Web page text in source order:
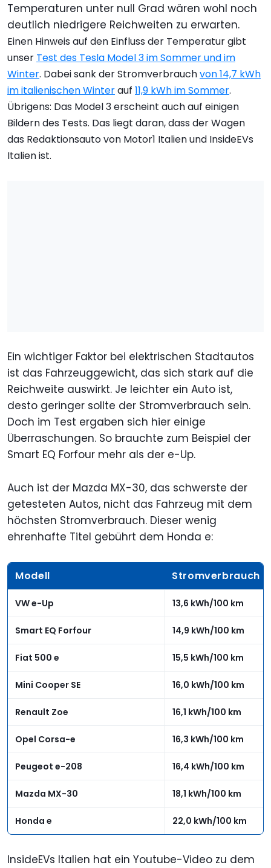
Temperaturen unter null Grad wären wohl noch
deutlich niedrigere Reichweiten zu erwarten.
Einen Hinweis auf den Einfluss der Temperatur gibt
unser Test des Tesla Model 3 im Sommer und im
Winter. Dabei sank der Stromverbrauchvon 14,7 kWh
im italienischen Winterauf 11,9 kWh im Sommer.
Übrigens: Das Model 3 erscheint auch auf einigen
Bildern des Tests. Das liegt daran, dass der Wagen
das Redaktionsauto von Motor1 Italien und InsideEVs
Italien ist.
Ein wichtiger Faktor bei elektrischen Stadtautos
ist das Fahrzeuggewicht, das sich stark auf die
Reichweite auswirkt. Je leichter ein Auto ist,
desto geringer sollte der Stromverbrauch sein.
Doch im Test ergaben sich hier einige
Überraschungen. So brauchte zum Beispiel der
Smart EQ Forfour mehr als der e-Up.
Auch ist der Mazda MX-30, das schwerste der
getesteten Autos, nicht das Fahrzeug mit dem
höchsten Stromverbrauch. Dieser wenig
ehrenhafte Titel gebührt dem Honda e:
Modell Stromverbrauch
VW e-Up 13,6 kWh/100 km
Smart EQ Forfour 14,9 kWh/100 km
Fiat 500 e 15,5 kWh/100 km
Mini Cooper SE 16,0 kWh/100 km
Renault Zoe 16,1 kWh/100 km
Opel Corsa-e 16,3 kWh/100 km
Peugeot e-208 16,4 kWh/100 km
Mazda MX-30 18,1 kWh/100 km
Honda e 22,0 kWh/100 km
InsideEVs Italien hat ein Youtube-Video zu dem